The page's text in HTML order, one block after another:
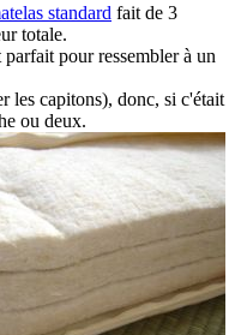
standard fait de 3
totale.
pour ressembler à un
les capitons), donc, si c'était
ou deux.